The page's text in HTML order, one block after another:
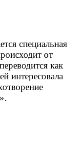
специальная
от
как
интересовала